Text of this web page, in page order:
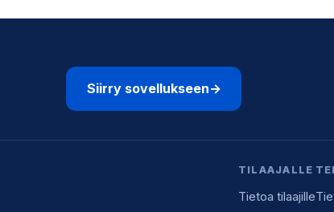
Siirry sovellukseen→
TILAAJALLE
Tietoa tilaajille